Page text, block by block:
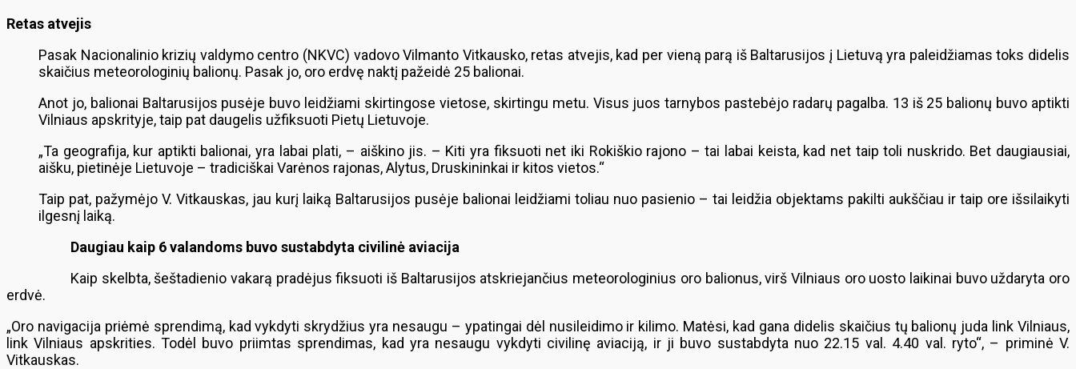
Retas atvejis
Pasak Nacionalinio krizių valdymo centro (NKVC) vadovo Vilmanto Vitkausko, retas atvejis, kad per vieną parą iš Baltarusijos į Lietuvą yra paleidžiamas toks didelis
skaičius meteorologinių balionų. Pasak jo, oro erdvę naktį pažeidė 25 balionai.
Anot jo, balionai Baltarusijos pusėje buvo leidžiami skirtingose vietose, skirtingu metu. Visus juos tarnybos pastebėjo radarų pagalba. 13 iš 25 balionų buvo aptikti
Vilniaus apskrityje, taip pat daugelis užfiksuoti Pietų Lietuvoje.
„Ta geografija, kur aptikti balionai, yra labai plati, – aiškino jis. – Kiti yra fiksuoti net iki Rokiškio rajono – tai labai keista, kad net taip toli nuskrido. Bet daugiausiai,
aišku, pietinėje Lietuvoje – tradiciškai Varėnos rajonas, Alytus, Druskininkai ir kitos vietos.“
Taip pat, pažymėjo V. Vitkauskas, jau kurį laiką Baltarusijos pusėje balionai leidžiami toliau nuo pasienio – tai leidžia objektams pakilti aukščiau ir taip ore išsilaikyti
ilgesnį laiką.
Daugiau kaip 6 valandoms buvo sustabdyta civilinė aviacija
Kaip skelbta, šeštadienio vakarą pradėjus fiksuoti iš Baltarusijos atskriejančius meteorologinius oro balionus, virš Vilniaus oro uosto laikinai buvo uždaryta oro
erdvė.
„Oro navigacija priėmė sprendimą, kad vykdyti skrydžius yra nesaugu – ypatingai dėl nusileidimo ir kilimo. Matėsi, kad gana didelis skaičius tų balionų juda link Vilniaus,
link Vilniaus apskrities. Todėl buvo priimtas sprendimas, kad yra nesaugu vykdyti civilinę aviaciją, ir ji buvo sustabdyta nuo 22.15 val. 4.40 val. ryto“, – priminė V.
Vitkauskas.